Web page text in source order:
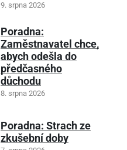
9. srpna 2026
Poradna:
Zaměstnavatel chce,
abych odešla do
předčasného
důchodu
8. srpna 2026
Poradna: Strach ze
zkušební doby